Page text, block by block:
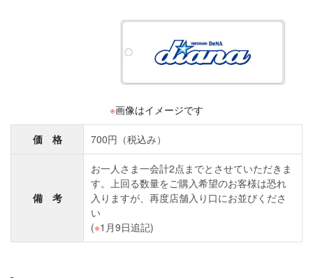
※画像はイメージです
価 格 700円（税込み）
備 考
お一人さま一会計2点までとさせていただきま
す。上回る数量をご購入希望のお客様は恐れ
入りますが、再度店舗入り口にお並びくださ
い
(※1月9日追記)